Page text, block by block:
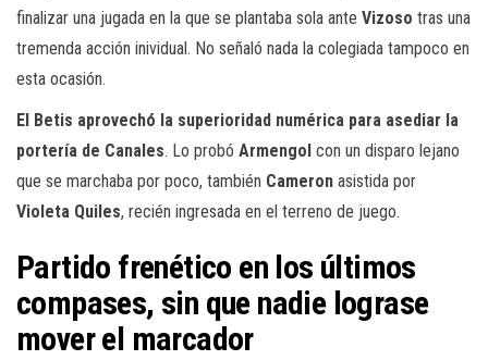
finalizar una jugada en la que se plantaba sola ante Vizoso tras una
tremenda acción inividual. No señaló nada la colegiada tampoco en
esta ocasión.
El Betis aprovechó la superioridad numérica para asediar la
portería de Canales. Lo probó Armengol con un disparo lejano
que se marchaba por poco, también Cameron asistida por
Violeta Quiles, recién ingresada en el terreno de juego.
Partido frenético en los últimos
compases, sin que nadie lograse
mover el marcador